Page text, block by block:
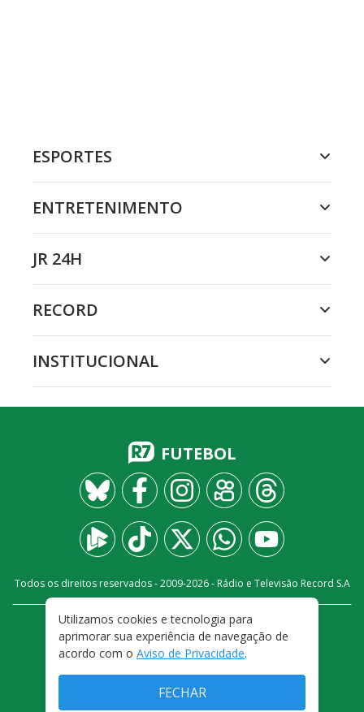
ESPORTES
ENTRETENIMENTO
JR 24H
RECORD
INSTITUCIONAL
FUTEBOL
Todos os direitos reservados - 2009-2026- Rádio e Televisão Record S.A
FALE CONOSCO
PRIVACIDADE
TERMOS E CONDIÇÕES DE USO
Utilizamos cookies e tecnologia para
aprimorar sua experiência de navegação de
acordo com o Aviso de Privacidade.
FECHAR